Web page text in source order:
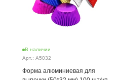
В наличии
Арт.: A5032
Форма алюминиевая для